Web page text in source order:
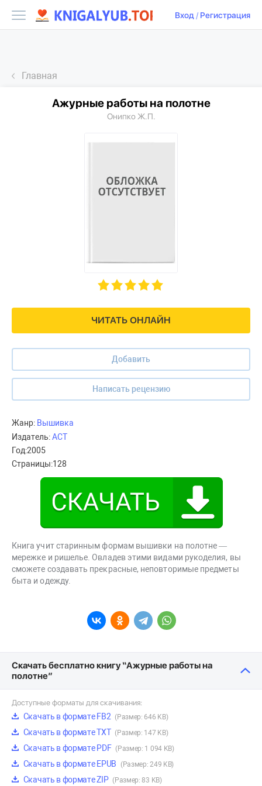
Вход/ Регистрация
Главная
ЧИТАТЬ ОНЛАЙН
Добавить
Написать рецензию
Ажурные работы на полотне
Онипко Ж.П.
Жанр: Вышивка
Издатель:АСТ
Год:2005
Страницы:128
Книга учит старинным формам вышивки на полотне —
мережке и ришелье. Овладев этими видами рукоделия, вы
сможете создавать прекрасные, неповторимые предметы
быта и одежду.
Скачать бесплатно книгу “Ажурные работы на
полотне”
Доступные форматы для скачивания:
Скачать в формате FB2 (Размер: 646 KB)
Скачать в формате TXT (Размер: 147 KB)
Скачать в формате PDF (Размер: 1 094 KB)
Скачать в формате EPUB (Размер: 249 KB)
Скачать в формате ZIP (Размер: 83 KB)